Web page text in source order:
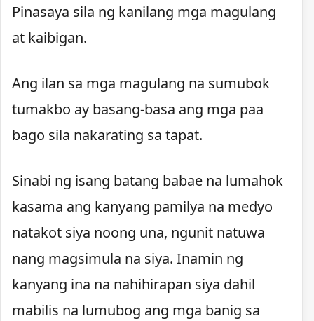
Pinasaya sila ng kanilang mga magulang
at kaibigan.
Ang ilan sa mga magulang na sumubok
tumakbo ay basang-basa ang mga paa
bago sila nakarating sa tapat.
Sinabi ng isang batang babae na lumahok
kasama ang kanyang pamilya na medyo
natakot siya noong una, ngunit natuwa
nang magsimula na siya. Inamin ng
kanyang ina na nahihirapan siya dahil
mabilis na lumubog ang mga banig sa